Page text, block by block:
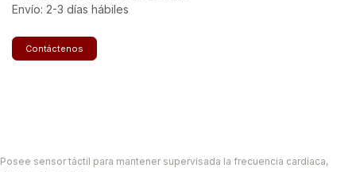
Envío: 2-3 días hábiles
Contáctenos
Posee sensor táctil para mantener supervisada la frecuencia cardíaca,